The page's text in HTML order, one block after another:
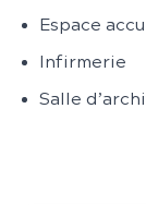
Espace
Infirmerie
Salle